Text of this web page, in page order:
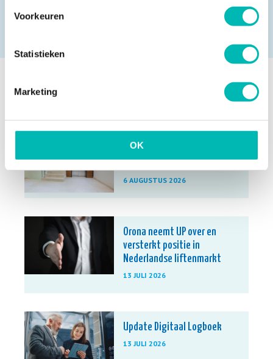
Voorkeuren
Statistieken
Marketing
OK
Meer nieuws
Waarom liften bij extreme
hitte tijdelijk stilvallen
6 AUGUSTUS 2026
Orona neemt UP over en
versterkt positie in
Nederlandse liftenmarkt
13 JULI 2026
Update Digitaal Logboek
13 JULI 2026